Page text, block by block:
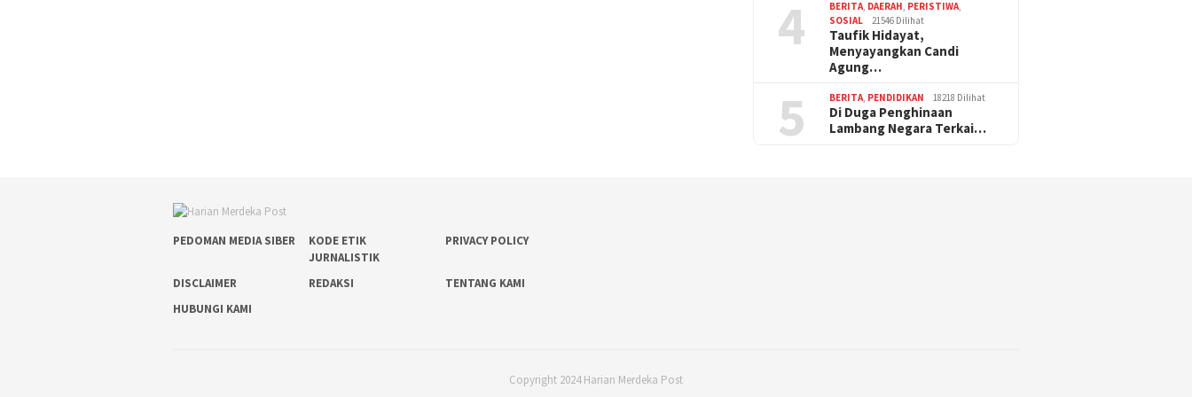
4 BERITA, DAERAH, PERISTIWA,
SOSIAL
21546 Dilihat
Taufik Hidayat,
Menyayangkan Candi
Agung…
5 BERITA, PENDIDIKAN 18218 Dilihat
Di Duga Penghinaan
Lambang Negara Terkai…
PEDOMAN MEDIA SIBER
KODE ETIK
JURNALISTIK
PRIVACY POLICY
DISCLAIMER REDAKSI
TENTANG KAMI
HUBUNGI KAMI
Copyright 2024 Harian Merdeka Post